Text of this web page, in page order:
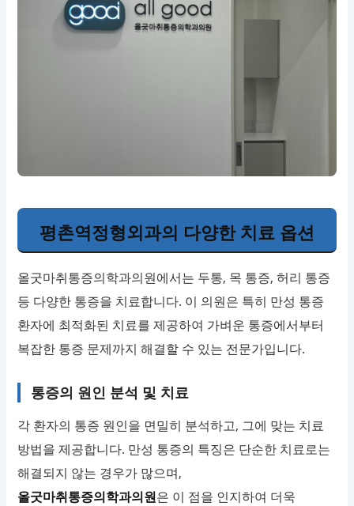
평촌역정형외과의 다양한 치료 옵션
올굿마취통증의학과의원에서는 두통, 목 통증, 허리 통증
등 다양한 통증을 치료합니다. 이 의원은 특히 만성 통증
환자에 최적화된 치료를 제공하여 가벼운 통증에서부터
복잡한 통증 문제까지 해결할 수 있는 전문가입니다.
통증의 원인 분석 및 치료
각 환자의 통증 원인을 면밀히 분석하고, 그에 맞는 치료
방법을 제공합니다. 만성 통증의 특징은 단순한 치료로는
해결되지 않는 경우가 많으며,
올굿마취통증의학과의원은 이 점을 인지하여 더욱